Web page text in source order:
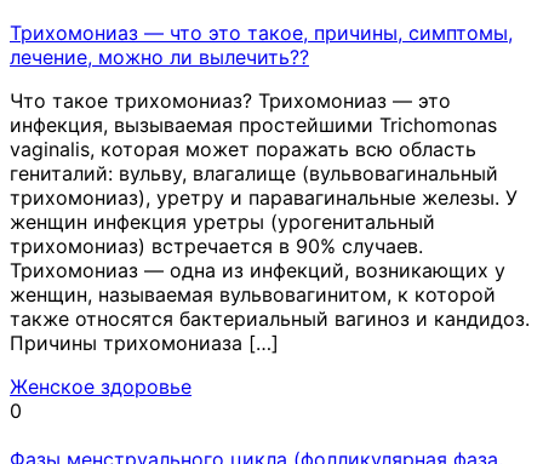
Трихомониаз — что это такое, причины, симптомы,
лечение, можно ли вылечить??
Что такое трихомониаз? Трихомониаз — это
инфекция, вызываемая простейшими Trichomonas
vaginalis, которая может поражать всю область
гениталий: вульву, влагалище (вульвовагинальный
трихомониаз), уретру и паравагинальные железы. У
женщин инфекция уретры (урогенитальный
трихомониаз) встречается в 90% случаев.
Трихомониаз — одна из инфекций, возникающих у
женщин, называемая вульвовагинитом, к которой
также относятся бактериальный вагиноз и кандидоз.
Причины трихомониаза […]
Женское здоровье
0
Фазы менструального цикла (фолликулярная фаза,